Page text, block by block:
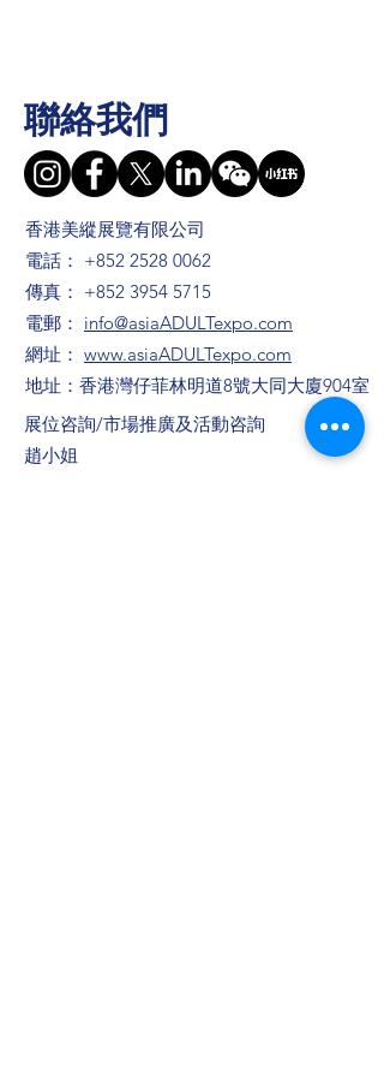
聯絡我們
香港美縱展覽有限公司
電話： +852 2528 0062
傳真： +852 3954 5715
電郵： info@asiaADULTexpo.com
網址： www.asiaADULTexpo.com
地址：香港灣仔菲林明道8號大同大廈904室
​展位咨詢/​市場推廣及活動咨詢
趙小姐